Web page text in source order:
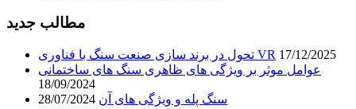
مطالب جدید
تحول در برند سازی صنعت سنگ با فناوری VR 17/12/2025
عوامل موثر بر ویژگی های ظاهری سنگ های ساختمانی
18/09/2024
سنگ پله و ویژگی های آن 28/07/2024